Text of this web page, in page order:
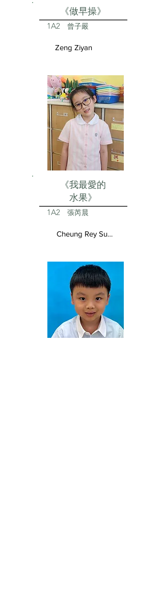
《做早操》
1A2 曾子嚴
Zeng Ziyan
《我最愛的
水果》
1A2 張芮晨
Cheung Rey Sun Vivienne